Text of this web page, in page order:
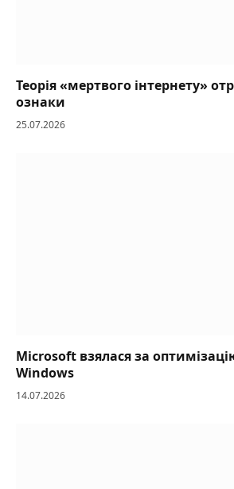
Теорія «мертвого інтернету»
ознаки
25.07.2026
Microsoft взялася за
Windows
14.07.2026